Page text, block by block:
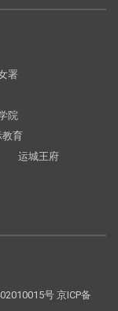
署
院
教育
运城王府
号京ICP备